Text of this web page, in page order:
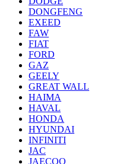
DONGFENG
EXEED
FAW
FIAT
FORD
GAZ
GEELY
GREAT WALL
HAIMA
HAVAL
HONDA
HYUNDAI
INFINITI
JAC
JAECOO